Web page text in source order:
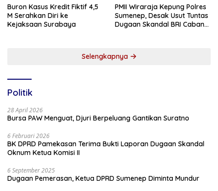
Buron Kasus Kredit Fiktif 4,5
M Serahkan Diri ke
Kejaksaan Surabaya
PMII Wiraraja Kepung Polres
Sumenep, Desak Usut Tuntas
Dugaan Skandal BRI Cabang
Selengkapnya
Politik
28 April 2026
Bursa PAW Menguat, Djuri Berpeluang Gantikan Suratno
6 Februari 2026
BK DPRD Pamekasan Terima Bukti Laporan Dugaan Skandal
Oknum Ketua Komisi II
6 September 2025
Dugaan Pemerasan, Ketua DPRD Sumenep Diminta Mundur